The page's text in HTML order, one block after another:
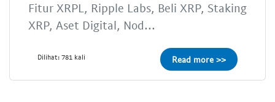
Fitur XRPL, Ripple Labs, Beli XRP, Staking
XRP, Aset Digital, Nod...
Dilihat: 781 kali Read more >>